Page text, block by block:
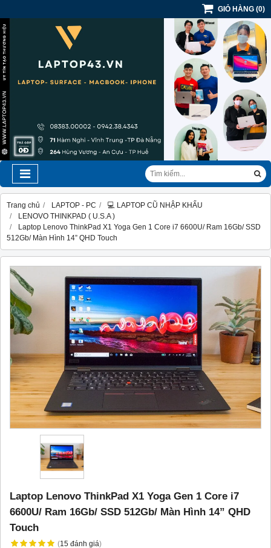
GIỎ HÀNG (0)
Trang chủ LAPTOP - PC
💻 LAPTOP CŨ NHẬP KHẨU
LENOVO THINKPAD ( U.S.A )
Laptop Lenovo ThinkPad X1 Yoga Gen 1 Core i7 6600U/ Ram 16Gb/ SSD
512Gb/ Màn Hình 14” QHD Touch
Laptop Lenovo ThinkPad X1 Yoga Gen 1 Core i7
6600U/ Ram 16Gb/ SSD 512Gb/ Màn Hình 14” QHD
Touch
(15 đánh giá)